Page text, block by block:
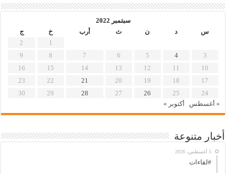
سبتمبر 2022
س
د ن ث أرب خ
ج
1
2
3
4
5
6
7
8
9
10
11
12
13
14
15
16
17
18
19
20
21
22
23
24
25
26
27
28
29
30
« أغسطس
أكتوبر »
أخبار متنوعة
5 أغسطس، 2026
#لقاءات